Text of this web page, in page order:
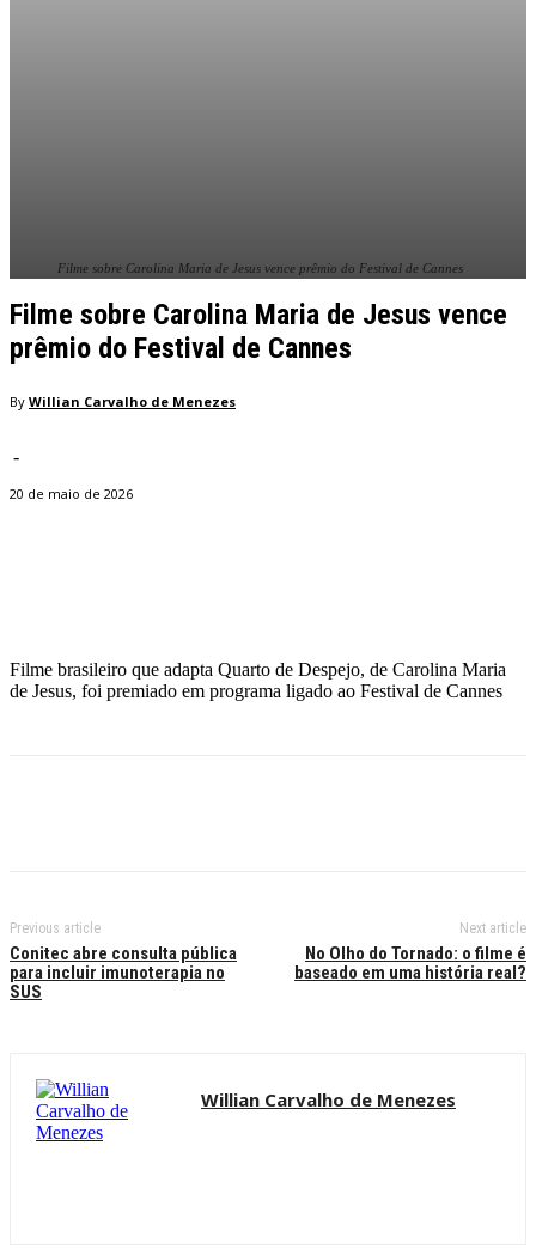
Filme sobre Carolina Maria de Jesus vence prêmio do Festival de Cannes
Filme sobre Carolina Maria de Jesus vence
prêmio do Festival de Cannes
By Willian Carvalho de Menezes
-
20 de maio de 2026
Filme brasileiro que adapta Quarto de Despejo, de Carolina Maria
de Jesus, foi premiado em programa ligado ao Festival de Cannes
Previous article
Conitec abre consulta pública
para incluir imunoterapia no
SUS
Next article
No Olho do Tornado: o filme é
baseado em uma história real?
Willian Carvalho de Menezes